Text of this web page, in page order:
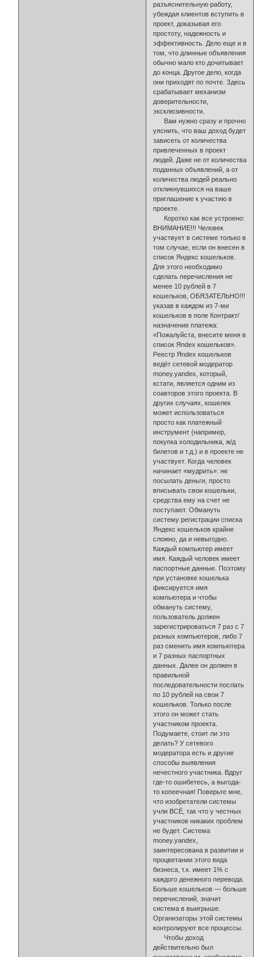
разъяснительную работу,
убеждая клиентов вступить в
проект, доказывая его
простоту, надежность и
эффективность. Дело еще и в
том, что длинные объявления
обычно мало кто дочитывает
до конца. Другое дело, когда
они приходят по почте. Здесь
срабатывает механизм
доверительности,
эксклюзивности.
Вам нужно сразу и прочно
уяснить, что ваш доход будет
зависеть от количества
привлеченных в проект
людей. Даже не от количества
поданных объявлений, а от
количества людей реально
откликнувшихся на ваше
приглашение к участию в
проекте.
Коротко как все устроено:
ВНИМАНИЕ!!! Человек
участвует в системе только в
том случае, если он внесен в
список Яндекс кошельков.
Для этого необходимо
сделать перечисления не
менее 10 рублей в 7
кошельков, ОБЯЗАТЕЛЬНО!!!
указав в каждом из 7-ми
кошельков в поле Контракт/
назначение платежа:
«Пожалуйста, внесите меня в
список Яndex кошельков».
Реестр Яndex кошельков
ведёт сетевой модератор
money.yandex, который,
кстати, является одним из
соавторов этого проекта. В
других случаях, кошелек
может использоваться
просто как платежный
инструмент (например,
покупка холодильника, ж/д
билетов и т.д.) и в проекте не
участвует. Когда человек
начинает «мудрить»: не
посылать деньги, просто
вписывать свои кошельки,
средства ему на счет не
поступают. Обмануть
систему регистрации списка
Яндекс кошельков крайне
сложно, да и невыгодно.
Каждый компьютер имеет
имя. Каждый человек имеет
паспортные данные. Поэтому
при установке кошелька
фиксируется имя
компьютера и чтобы
обмануть систему,
пользователь должен
зарегистрироваться 7 раз с 7
разных компьютеров, либо 7
раз сменить имя компьютера
и 7 разных паспортных
данных. Далее он должен в
правильной
последовательности послать
по 10 рублей на свои 7
кошельков. Только после
этого он может стать
участником проекта.
Подумаете, стоит ли это
делать? У сетевого
модератора есть и другие
способы выявления
нечестного участника. Вдруг
где-то ошибетесь, а выгода-
то копеечная! Поверьте мне,
что изобретатели системы
учли ВСЁ, так что у честных
участников никаких проблем
не будет. Система
money.yandex,
заинтересована в развитии и
процветании этого вида
бизнеса, т.к. имеет 1% с
каждого денежного перевода.
Больше кошельков — больше
перечислений, значит
система в выигрыше.
Организаторы этой системы
контролируют все процессы.
Чтобы доход
действительно был